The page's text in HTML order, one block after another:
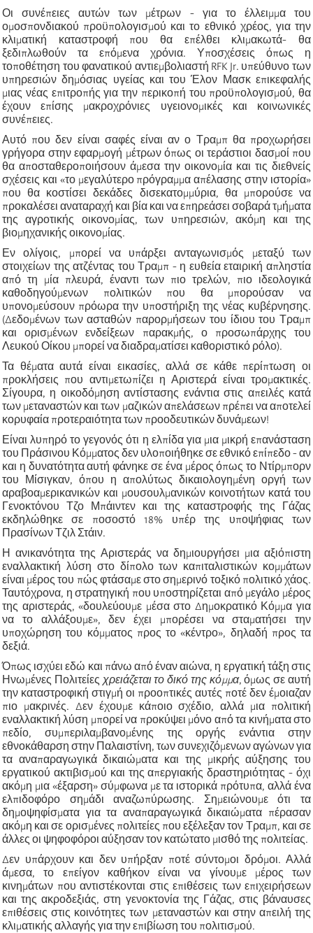
Οι συνέπειες αυτών των μέτρων - για το έλλειμμα του
ομοσπονδιακού προϋπολογισμού και το εθνικό χρέος, για την
κλιματική καταστροφή που θα επέλθει κλιμακωτά- θα
ξεδιπλωθούν τα επόμενα χρόνια. Υποσχέσεις όπως η
τοποθέτηση του φανατικού αντιεμβολιαστή RFK Jr. υπεύθυνο των
υπηρεσιών δημόσιας υγείας και του Έλον Μασκ επικεφαλής
μιας νέας επιτροπής για την περικοπή του προϋπολογισμού, θα
έχουν επίσης μακροχρόνιες υγειονομικές και κοινωνικές
συνέπειες.
Αυτό που δεν είναι σαφές είναι αν ο Τραμπ θα προχωρήσει
γρήγορα στην εφαρμογή μέτρων όπως οι τεράστιοι δασμοί που
θα αποσταθεροποιήσουν άμεσα την οικονομία και τις διεθνείς
σχέσεις και «το μεγαλύτερο πρόγραμμα απέλασης στην ιστορία»
που θα κοστίσει δεκάδες δισεκατομμύρια, θα μπορούσε να
προκαλέσει αναταραχή και βία και να επηρεάσει σοβαρά τμήματα
της αγροτικής οικονομίας, των υπηρεσιών, ακόμη και της
βιομηχανικής οικονομίας.
Εν ολίγοις, μπορεί να υπάρξει ανταγωνισμός μεταξύ των
στοιχείων της ατζέντας του Τραμπ - η ευθεία εταιρική απληστία
από τη μία πλευρά, έναντι των πιο τρελών, πιο ιδεολογικά
καθοδηγούμενων πολιτικών που θα μπορούσαν να
υπονομεύσουν πρόωρα την υποστήριξη της νέας κυβέρνησης.
(Δεδομένων των ασταθών παρορμήσεων του ίδιου του Τραμπ
και ορισμένων ενδείξεων παρακμής, ο προσωπάρχης του
Λευκού Οίκου μπορεί να διαδραματίσει καθοριστικό ρόλο).
Τα θέματα αυτά είναι εικασίες, αλλά σε κάθε περίπτωση οι
προκλήσεις που αντιμετωπίζει η Αριστερά είναι τρομακτικές.
Σίγουρα, η οικοδόμηση αντίστασης ενάντια στις απειλές κατά
των μεταναστών και των μαζικών απελάσεων πρέπει να αποτελεί
κορυφαία προτεραιότητα των προοδευτικών δυνάμεων!
Είναι λυπηρό το γεγονός ότι η ελπίδα για μια μικρή επανάσταση
του Πράσινου Κόμματος δεν υλοποιήθηκε σε εθνικό επίπεδο - αν
και η δυνατότητα αυτή φάνηκε σε ένα μέρος όπως το Ντίρμπορν
του Μίσιγκαν, όπου η απολύτως δικαιολογημένη οργή των
αραβοαμερικανικών και μουσουλμανικών κοινοτήτων κατά του
Γενοκτόνου Τζο Μπάιντεν και της καταστροφής της Γάζας
εκδηλώθηκε σε ποσοστό 18% υπέρ της υποψήφιας των
Πρασίνων Τζιλ Στάιν.
Η ανικανότητα της Αριστεράς να δημιουργήσει μια αξιόπιστη
εναλλακτική λύση στο δίπολο των καπιταλιστικών κομμάτων
είναι μέρος του πώς φτάσαμε στο σημερινό τοξικό πολιτικό χάος.
Ταυτόχρονα, η στρατηγική που υποστηρίζεται από μεγάλο μέρος
της αριστεράς, «δουλεύουμε μέσα στο Δημοκρατικό Κόμμα για
να το αλλάξουμε», δεν έχει μπορέσει να σταματήσει την
υποχώρηση του κόμματος προς το «κέντρο», δηλαδή προς τα
δεξιά.
Όπως ισχύει εδώ και πάνω από έναν αιώνα, η εργατική τάξη στις
Ηνωμένες Πολιτείες χρειάζεται το δικό της κόμμα, όμως σε αυτή
την καταστροφική στιγμή οι προοπτικές αυτές ποτέ δεν έμοιαζαν
πιο μακρινές. Δεν έχουμε κάποιο σχέδιο, αλλά μια πολιτική
εναλλακτική λύση μπορεί να προκύψει μόνο από τα κινήματα στο
πεδίο, συμπεριλαμβανομένης της οργής ενάντια στην
εθνοκάθαρση στην Παλαιστίνη, των συνεχιζόμενων αγώνων για
τα αναπαραγωγικά δικαιώματα και της μικρής αύξησης του
εργατικού ακτιβισμού και της απεργιακής δραστηριότητας - όχι
ακόμη μια «έξαρση» σύμφωνα με τα ιστορικά πρότυπα, αλλά ένα
ελπιδοφόρο σημάδι αναζωπύρωσης. Σημειώνουμε ότι τα
δημοψηφίσματα για τα αναπαραγωγικά δικαιώματα πέρασαν
ακόμη και σε ορισμένες πολιτείες που εξέλεξαν τον Τραμπ, και σε
άλλες οι ψηφοφόροι αύξησαν τον κατώτατο μισθό της πολιτείας.
Δεν υπάρχουν και δεν υπήρξαν ποτέ σύντομοι δρόμοι. Αλλά
άμεσα, το επείγον καθήκον είναι να γίνουμε μέρος των
κινημάτων που αντιστέκονται στις επιθέσεις των επιχειρήσεων
και της ακροδεξιάς, στη γενοκτονία της Γάζας, στις βάναυσες
επιθέσεις στις κοινότητες των μεταναστών και στην απειλή της
κλιματικής αλλαγής για την επιβίωση του πολιτισμού.